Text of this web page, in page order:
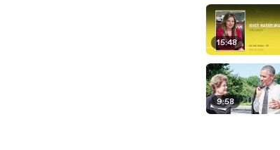
15:48
9:58